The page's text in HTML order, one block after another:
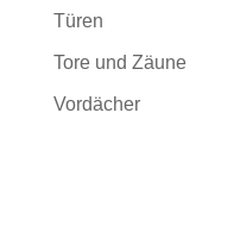
Türen
Tore und Zäune
Vordächer